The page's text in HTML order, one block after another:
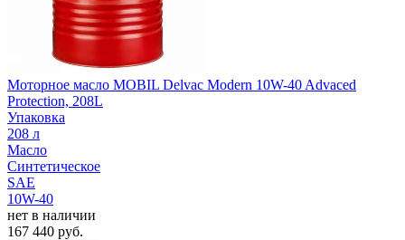
Моторное масло MOBIL Delvac Modern 10W-40 Advaced
Protection, 208L
Упаковка
208 л
Масло
Синтетическое
SAE
10W-40
нет в наличии
167 440 руб.